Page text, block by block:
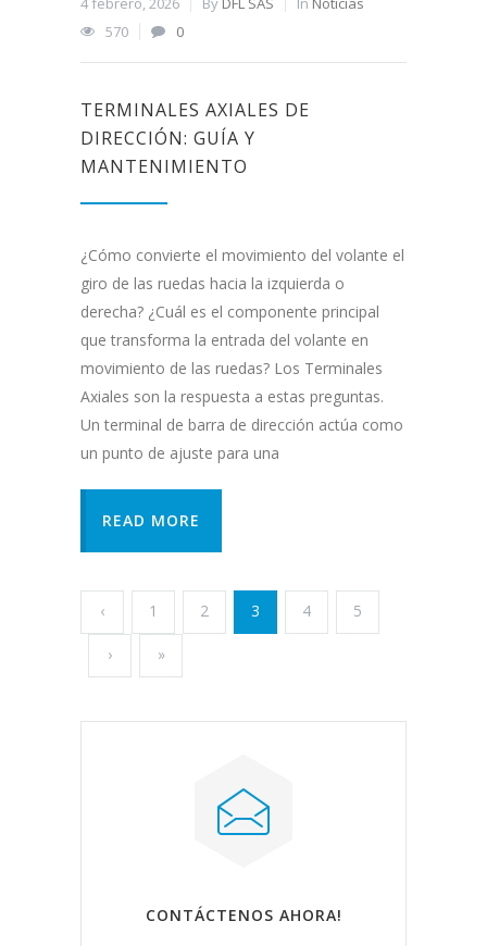
570
0
TERMINALES AXIALES DE
DIRECCIÓN: GUÍA Y
MANTENIMIENTO
¿Cómo convierte el movimiento del volante el
giro de las ruedas hacia la izquierda o
derecha? ¿Cuál es el componente principal
que transforma la entrada del volante en
movimiento de las ruedas? Los Terminales
Axiales son la respuesta a estas preguntas.
Un terminal de barra de dirección actúa como
un punto de ajuste para una
READ MORE
‹ 1 2 3 4 5
› »
CONTÁCTENOS AHORA!